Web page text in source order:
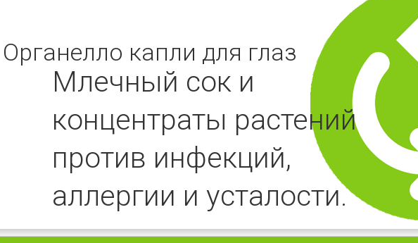
Органелло капли для глаз
Млечный сок и
концентраты растений
против инфекций,
аллергии и усталости.